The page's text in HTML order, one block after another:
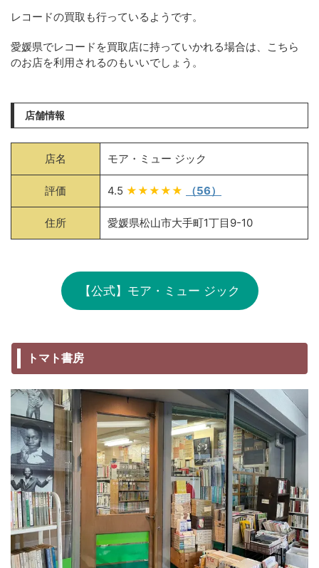
レコードの買取も行っているようです。
愛媛県でレコードを買取店に持っていかれる場合は、こちら
のお店を利用されるのもいいでしょう。
店舗情報
店名 モア・ミュー ジック
評価 4.5 ★★★★★ （56）
住所 愛媛県松山市大手町1丁目9-10
【公式】モア・ミュー ジック
トマト書房